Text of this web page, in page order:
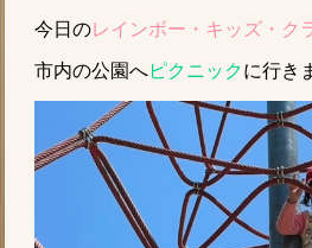
今日のレインボー・キッズ・ク
市内の公園へピクニックに行き